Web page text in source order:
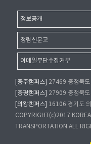
정보공개
청렴신문고
이메일무단수집거부
[충주캠퍼스]
27469 충청북
[증평캠퍼스]
27909 충청북
[의왕캠퍼스]
16106 경기도
COPYRIGHT(c)2017
TRANSPORTATION.ALL